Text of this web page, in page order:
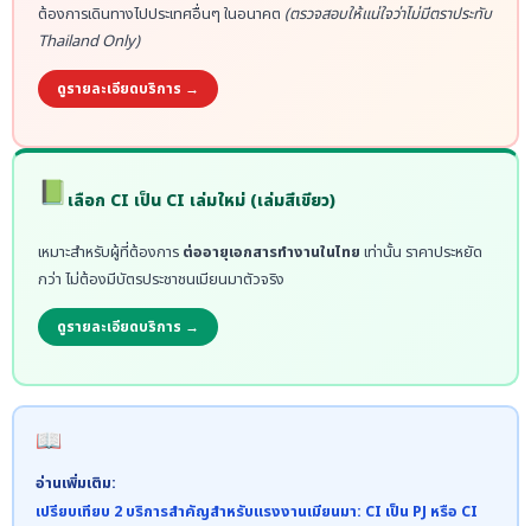
ต้องการเดินทางไปประเทศอื่นๆ ในอนาคต (ตรวจสอบให้แน่ใจว่าไม่มีตราประทับ
Thailand Only)
ดูรายละเอียดบริการ →
📗 เลือก CI เป็น CI เล่มใหม่ (เล่มสีเขียว)
เหมาะสำหรับผู้ที่ต้องการ ต่ออายุเอกสารทำงานในไทย เท่านั้น ราคาประหยัด
กว่า ไม่ต้องมีบัตรประชาชนเมียนมาตัวจริง
ดูรายละเอียดบริการ →
📖
อ่านเพิ่มเติม:
เปรียบเทียบ 2 บริการสำคัญสำหรับแรงงานเมียนมา: CI เป็น PJ หรือ CI